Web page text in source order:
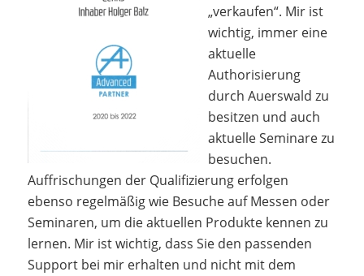
„verkaufen“. Mir ist
wichtig, immer eine
aktuelle
Authorisierung
durch Auerswald zu
besitzen und auch
aktuelle Seminare zu
besuchen.
Auffrischungen der Qualifizierung erfolgen
ebenso regelmäßig wie Besuche auf Messen oder
Seminaren, um die aktuellen Produkte kennen zu
lernen. Mir ist wichtig, dass Sie den passenden
Support bei mir erhalten und nicht mit dem